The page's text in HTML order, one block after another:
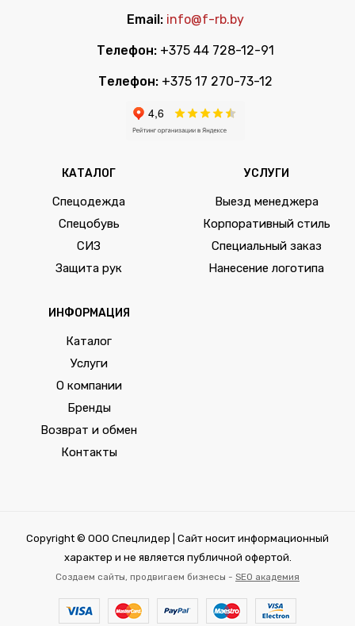
Email: info@f-rb.by
Телефон: +375 44 728-12-91
Телефон: +375 17 270-73-12
КАТАЛОГ
Спецодежда
Спецобувь
СИЗ
Защита рук
УСЛУГИ
Выезд менеджера
Корпоративный стиль
Специальный заказ
Нанесение логотипа
ИНФОРМАЦИЯ
Каталог
Услуги
О компании
Бренды
Возврат и обмен
Контакты
Copyright © ООО Спецлидер | Сайт носит информационный
характер и не является публичной офертой.
Создаем сайты, продвигаем бизнесы - SEO академия